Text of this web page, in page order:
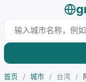
首页 / 城市 / 台湾 /